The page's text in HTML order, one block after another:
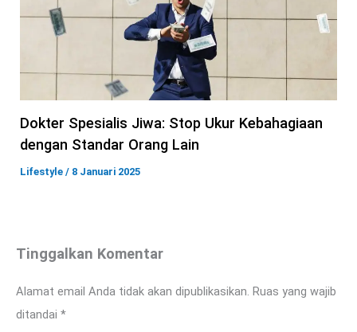
Dokter Spesialis Jiwa: Stop Ukur Kebahagiaan
dengan Standar Orang Lain
Lifestyle / 8 Januari 2025
Tinggalkan Komentar
Alamat email Anda tidak akan dipublikasikan. Ruas yang wajib
ditandai *